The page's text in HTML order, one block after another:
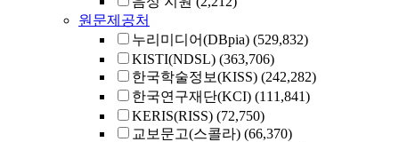
원문제공처
누리미디어(DBpia) (529,832)
KISTI(NDSL) (363,706)
한국학술정보(KISS) (242,282)
한국연구재단(KCI) (111,841)
KERIS(RISS) (72,750)
교보문고(스콜라) (66,370)